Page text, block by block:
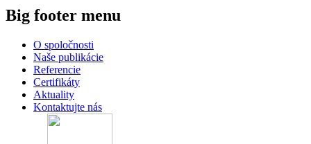
Big footer menu
O spoločnosti
Naše publikácie
Referencie
Certifikáty
Aktuality
Kontaktujte nás